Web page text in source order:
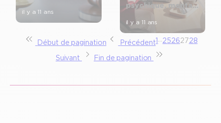
il y a 11 ans
psychique, mental
il y a 11 ans
Début de pagination Précédent1 25262728
Suivant Fin de pagination